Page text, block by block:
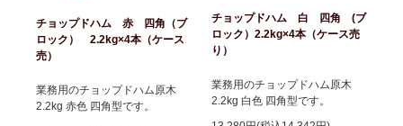
チョップドハム 赤 四角（ブ
ロック） 2.2kg×4本（ケース
売）
業務用のチョップドハム原木
2.2kg 赤色 四角型です。
チョップドハム 白 四角 (ブ
ロック）2.2kg×4本（ケース売
り）
業務用のチョップドハム原木
2.2kg 白色 四角型です。